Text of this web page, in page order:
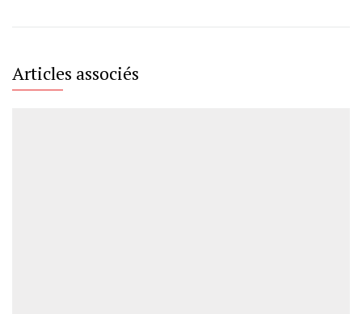
Articles associés